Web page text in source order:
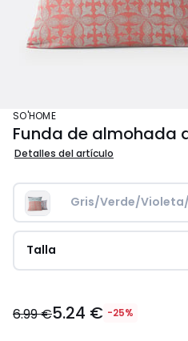
SO'HOME
Funda de almohada
Detalles del artículo
Gris/Verde/
Talla
€
6.99 €5.24 € -25%